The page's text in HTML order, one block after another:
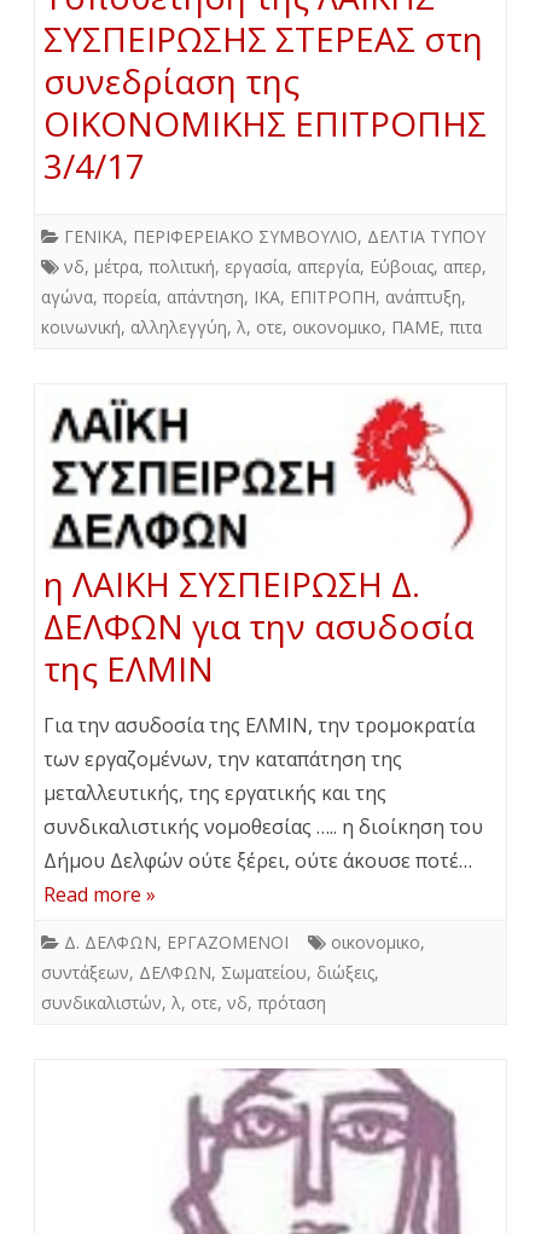
ΣΥΣΠΕΙΡΩΣΗΣ ΣΤΕΡΕΑΣ στη
συνεδρίαση της
ΟΙΚΟΝΟΜΙΚΗΣ ΕΠΙΤΡΟΠΗΣ
3/4/17
ΓΕΝΙΚΑ, ΠΕΡΙΦΕΡΕΙΑΚΟ ΣΥΜΒΟΥΛΙΟ, ΔΕΛΤΙΑ ΤΥΠΟΥ
νδ, μέτρα, πολιτική, εργασία, απεργία, Εύβοιας, απερ,
αγώνα, πορεία, απάντηση, ΙΚΑ, ΕΠΙΤΡΟΠΗ, ανάπτυξη,
κοινωνική, αλληλεγγύη, λ, οτε, οικονομικο, ΠΑΜΕ, πιτα
η ΛΑΙΚΗ ΣΥΣΠΕΙΡΩΣΗ Δ.
ΔΕΛΦΩΝ για την ασυδοσία
της ΕΛΜΙΝ
Για την ασυδοσία της ΕΛΜΙΝ, την τρομοκρατία
των εργαζομένων, την καταπάτηση της
μεταλλευτικής, της εργατικής και της
συνδικαλιστικής νομοθεσίας ….. η διοίκηση του
Δήμου Δελφών ούτε ξέρει, ούτε άκουσε ποτέ…
Read more »
Δ. ΔΕΛΦΩΝ, ΕΡΓΑΖΟΜΕΝΟΙ οικονομικο,
συντάξεων, ΔΕΛΦΩΝ, Σωματείου, διώξεις,
συνδικαλιστών, λ, οτε, νδ, πρόταση